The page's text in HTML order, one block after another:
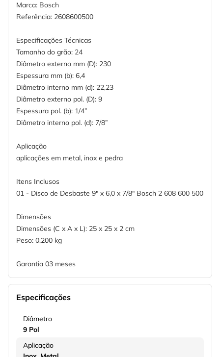
Marca: Bosch
Referência: 2608600500
Especificações Técnicas
Tamanho do grão: 24
Diâmetro externo mm (D): 230
Espessura mm (b): 6,4
Diâmetro interno mm (d): 22,23
Diâmetro externo pol. (D): 9
Espessura pol. (b): 1/4”
Diâmetro interno pol. (d): 7/8”
Aplicação
aplicações em metal, inox e pedra
Itens Inclusos
01 - Disco de Desbaste 9" x 6,0 x 7/8" Bosch 2 608 600 500
Dimensões
Dimensões (C x A x L): 25 x 25 x 2 cm
Peso: 0,200 kg
Garantia 03 meses
Especificações
Diâmetro
9 Pol
Aplicação